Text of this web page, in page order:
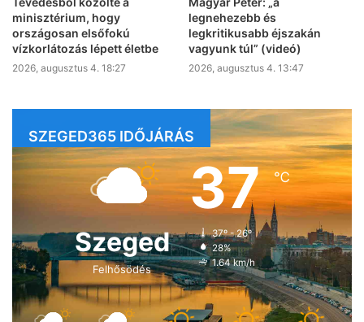
minisztérium, hogy
országosan elsőfokú
vízkorlátozás lépett életbe
2026, augusztus 4. 18:27
legnehezebb és
legkritikusabb éjszakán
vagyunk túl” (videó)
2026, augusztus 4. 13:47
SZEGED365 IDŐJÁRÁS
Szeged
Felhősödés
37℃
37º - 26º
28%
1.64 km/h